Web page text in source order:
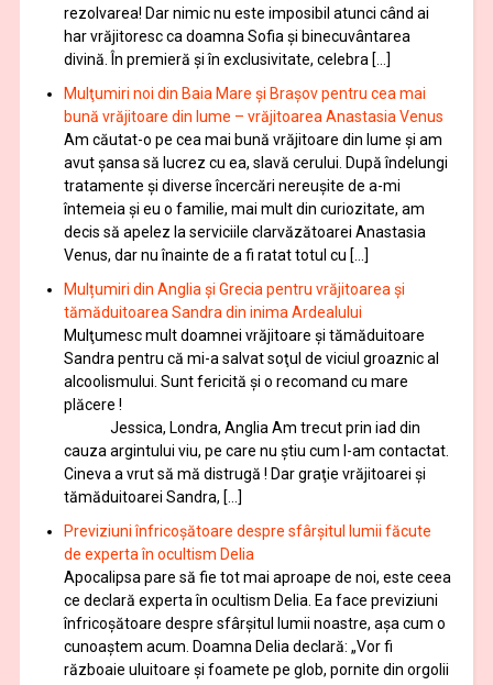
rezolvarea! Dar nimic nu este imposibil atunci când ai
har vrăjitoresc ca doamna Sofia şi binecuvântarea
divină. În premieră şi în exclusivitate, celebra […]
Mulţumiri noi din Baia Mare și Brașov pentru cea mai
bună vrăjitoare din lume – vrăjitoarea Anastasia Venus
Am căutat-o pe cea mai bună vrăjitoare din lume și am
avut șansa să lucrez cu ea, slavă cerului. După îndelungi
tratamente şi diverse încercări nereușite de a-mi
întemeia şi eu o familie, mai mult din curiozitate, am
decis să apelez la serviciile clarvăzătoarei Anastasia
Venus, dar nu înainte de a fi ratat totul cu […]
Mulțumiri din Anglia și Grecia pentru vrăjitoarea și
tămăduitoarea Sandra din inima Ardealului
Mulţumesc mult doamnei vrăjitoare și tămăduitoare
Sandra pentru că mi-a salvat soţul de viciul groaznic al
alcoolismului. Sunt fericită și o recomand cu mare
plăcere !
Jessica, Londra, Anglia Am trecut prin iad din
cauza argintului viu, pe care nu știu cum l-am contactat.
Cineva a vrut să mă distrugă ! Dar graţie vrăjitoarei și
tămăduitoarei Sandra, […]
Previziuni înfricoșătoare despre sfârșitul lumii făcute
de experta în ocultism Delia
Apocalipsa pare să fie tot mai aproape de noi, este ceea
ce declară experta în ocultism Delia. Ea face previziuni
înfricoșătoare despre sfârșitul lumii noastre, așa cum o
cunoaștem acum. Doamna Delia declară: „Vor fi
războaie uluitoare și foamete pe glob, pornite din orgolii